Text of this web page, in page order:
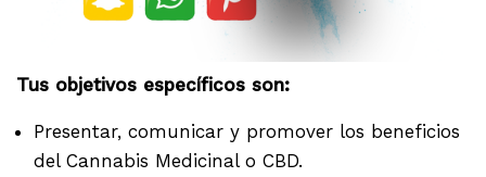
Tus objetivos específicos son:
Presentar, comunicar y promover los beneficios
del Cannabis Medicinal o CBD.